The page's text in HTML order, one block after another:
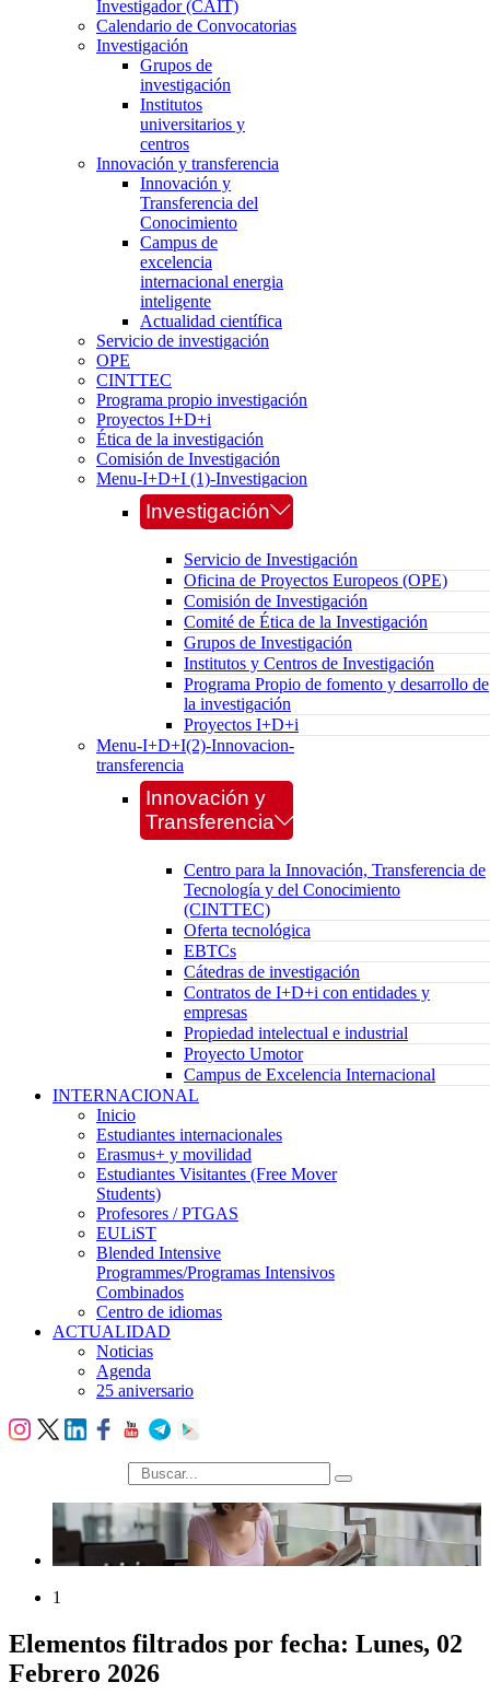
Investigador (CAIT)
Calendario de Convocatorias
Investigación
Grupos de
investigación
Institutos
universitarios y
centros
Innovación y transferencia
Innovación y
Transferencia del
Conocimiento
Campus de
excelencia
internacional energia
inteligente
Actualidad científica
Servicio de investigación
OPE
CINTTEC
Programa propio investigación
Proyectos I+D+i
Ética de la investigación
Comisión de Investigación
Menu-I+D+I (1)-Investigacion
Investigación
Servicio de Investigación
Oficina de Proyectos Europeos (OPE)
Comisión de Investigación
Comité de Ética de la Investigación
Grupos de Investigación
Institutos y Centros de Investigación
Programa Propio de fomento y desarrollo de
la investigación
Proyectos I+D+i
Menu-I+D+I(2)-Innovacion-
transferencia
Innovación y
Transferencia
Centro para la Innovación, Transferencia de
Tecnología y del Conocimiento
(CINTTEC)
Oferta tecnológica
EBTCs
Cátedras de investigación
Contratos de I+D+i con entidades y
empresas
Propiedad intelectual e industrial
Proyecto Umotor
Campus de Excelencia Internacional
INTERNACIONAL
Inicio
Estudiantes internacionales
Erasmus+ y movilidad
Estudiantes Visitantes (Free Mover
Students)
Profesores / PTGAS
EULiST
Blended Intensive
Programmes/Programas Intensivos
Combinados
Centro de idiomas
ACTUALIDAD
Noticias
Agenda
25 aniversario
búsqueda
1
Elementos filtrados por fecha: Lunes, 02
Febrero 2026